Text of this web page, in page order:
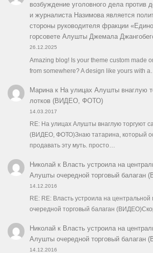
возбуждение уголовного дела против
и журналиста Назимова является
стороны руководителя фракции
горсовете Алушты Джемала
26.12.2025
Amazing blog! Is your theme custom made
from somewhere? A design like yours with a…
Маринак На улицах Алушты внаглую
лотков (ВИДЕО, ФОТО)
14.03.2017
RE: На улицах Алушты внаглую торгуют
(ВИДЕО, ФОТО)Знаю татарина, который
продавать эту муть. просто…
Николайк Власть устроила на
Алушты очередной торговый балаган
14.12.2016
RE: RE: Власть устроила на
очередной торговый балаган
Николайк Власть устроила на
Алушты очередной торговый балаган
14.12.2016